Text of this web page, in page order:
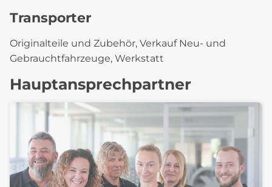
Transporter
Originalteile und Zubehör, Verkauf Neu- und
Gebrauchtfahrzeuge, Werkstatt
Hauptansprechpartner